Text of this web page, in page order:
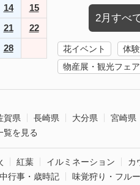
14
15
21
22
28
2月すべ
花イベント
体
物産展・観光フェア
賀県 長崎県 大分県 宮崎県
を見る
紅葉 イルミネーション カ
行事・歳時記
味覚狩り・フル